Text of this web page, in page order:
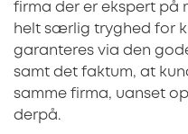
firma der er ekspert på
helt særlig tryghed for
garanteres via den
samt det faktum, at
samme firma, uanset
derpå.